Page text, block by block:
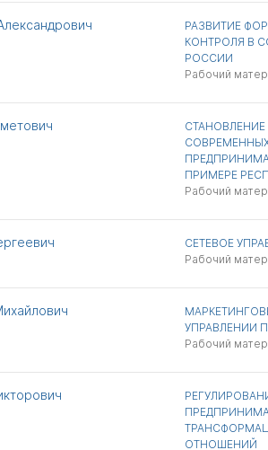
РАЗВИТИЕ
КОНТРОЛЯ В
РОССИИ
Рабочий
ПРИМЕРЕ
Рабочий
СЕТЕВОЕ
Рабочий
УПРАВЛЕНИИ
Рабочий
ОТНОШЕНИЙ